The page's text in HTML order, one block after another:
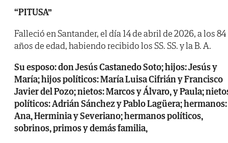
“PITUSA”
Falleció en Santander, el día 14 de abril de 2026, a los 84
años de edad, habiendo recibido los SS. SS. y la B. A.
Su esposo: don Jesús Castanedo Soto; hijos: Jesús y
María; hijos políticos: María Luisa Cifrián y Francisco
Javier del Pozo; nietos: Marcos y Álvaro, y Paula;
políticos: Adrián Sánchez y Pablo Lagüera; hermanos:
Ana, Herminia y Severiano; hermanos políticos,
sobrinos, primos y demás familia,